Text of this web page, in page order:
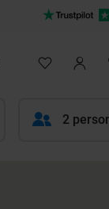
2